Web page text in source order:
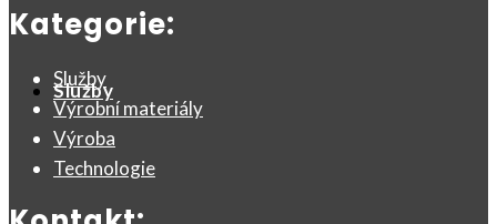
Služby
Kategorie:
Služby
Výrobní materiály
Výroba
Technologie